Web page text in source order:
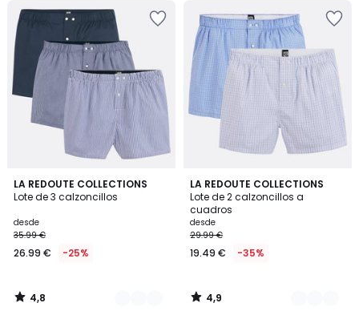
40%
descuento
aplicado.
LA REDOUTE COLLECTIONS
Lote de 3 calzoncillos
desde
35.99 €
26.99 € -25%
4,8
/ 5
2
Colores
4,8
/
LA REDOUTE COLLECTIONS
Lote de 2 calzoncillos a
cuadros
desde
29.99 €
19.49 € -35%
4,9
/ 5
2
Colores
4,9
/